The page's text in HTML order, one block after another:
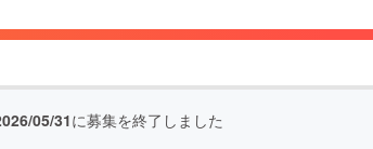
05/31に募集を終了しました